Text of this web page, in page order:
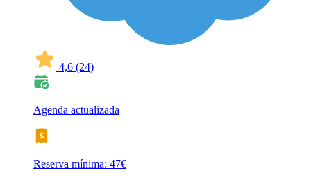
4,6 (24)
Agenda actualizada
Reserva mínima: 47€